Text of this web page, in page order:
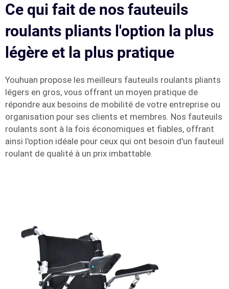
Ce qui fait de nos fauteuils
roulants pliants l'option la plus
légère et la plus pratique
Youhuan propose les meilleurs fauteuils roulants pliants
légers en gros, vous offrant un moyen pratique de
répondre aux besoins de mobilité de votre entreprise ou
organisation pour ses clients et membres. Nos fauteuils
roulants sont à la fois économiques et fiables, offrant
ainsi l'option idéale pour ceux qui ont besoin d'un fauteuil
roulant de qualité à un prix imbattable.